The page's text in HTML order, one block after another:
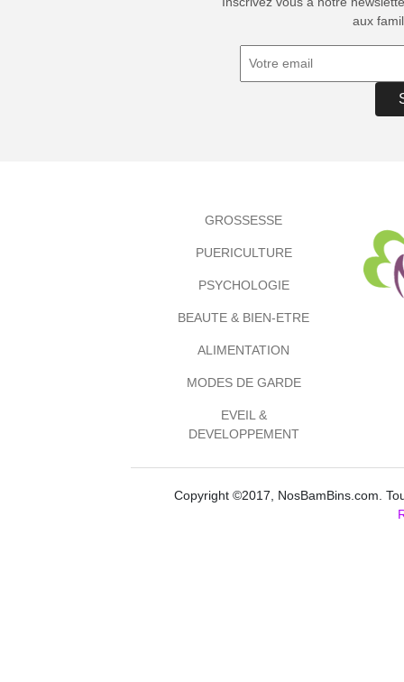
aux
GROSSESSE
PUERICULTURE
PSYCHOLOGIE
BEAUTE & BIEN-ETRE
ALIMENTATION
MODES DE GARDE
EVEIL &
DEVELOPPEMENT
Copyright ©2017, NosBamBins.com.